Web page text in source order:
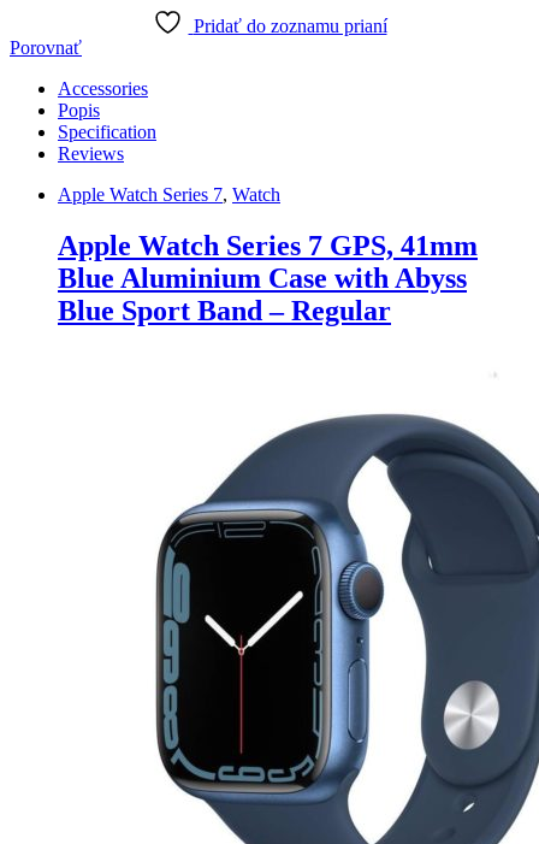
Blue
Band
Regular
quantity
Pridať do zoznamu prianí
Porovnať
Accessories
Popis
Specification
Reviews
Apple Watch Series 7, Watch
Apple Watch Series 7 GPS, 41mm
Blue Aluminium Case with Abyss
Blue Sport Band – Regular